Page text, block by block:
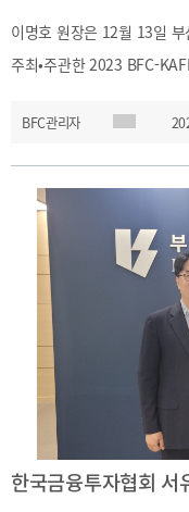
이명호 원장은 12월 13일
주최•주관한 2023 BFC-
원장은 부산국제금융중심
역할의 중요성을 강조했으
지속가능 금융과 디지털 금
제안하고 안내할 예정"이라
BFC관리자
한국금융투자협회 서